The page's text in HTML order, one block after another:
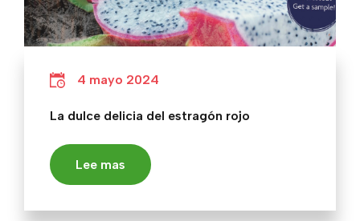
4 mayo 2024
La dulce delicia del estragón rojo
Lee mas